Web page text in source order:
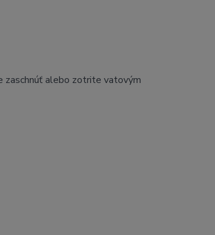
zaschnúť alebo zotrite vatovým